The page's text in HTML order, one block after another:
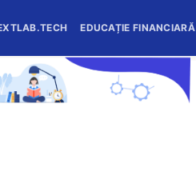
EDUCAȚIE FINANCIARĂ